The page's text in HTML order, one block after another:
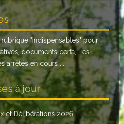
"indispensables" pour
documents cerfa, Les
arrêtés en cours ...
à jour
et Délibérations 2026